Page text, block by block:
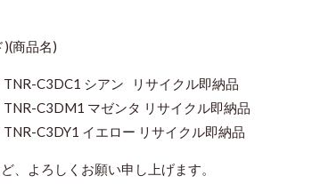
)(商品名)
C3DC1 シアン リサイクル即納品
C3DM1 マゼンタ リサイクル即納品
C3DY1 イエロー リサイクル即納品
、よろしくお願い申し上げます。